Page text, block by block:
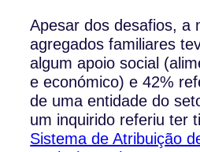
Apesar dos desafios, a
agregados familiares
algum apoio social
e económico) e 42%
de uma entidade do
um inquirido referiu ter
Sistema de Atribuição